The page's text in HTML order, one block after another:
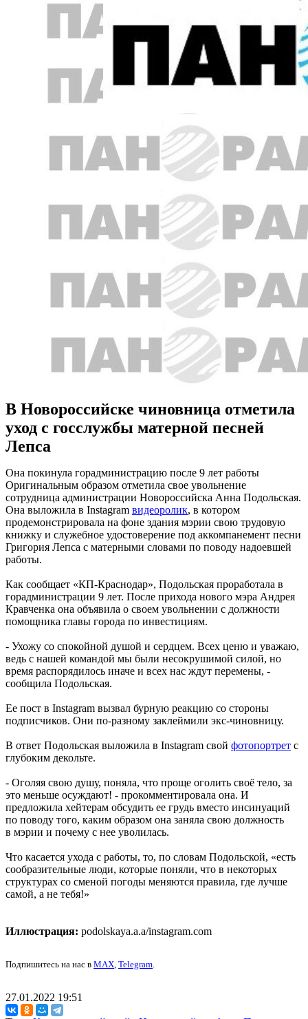
В Новороссийске чиновница отметила
уход с госслужбы матерной песней
Лепса
Она покинула горадминистрацию после 9 лет работы
Оригинальным образом отметила свое увольнение
сотрудница администрации Новороссийска Анна Подольская.
Она выложила в Instagram видеоролик, в котором
продемонстрировала на фоне здания мэрии свою трудовую
книжку и служебное удостоверение под аккомпанемент песни
Григория Лепса с матерными словами по поводу надоевшей
работы.
Как сообщает «КП-Краснодар», Подольская проработала в
горадминистрации 9 лет. После прихода нового мэра Андрея
Кравченка она объявила о своем увольнении с должности
помощника главы города по инвестициям.
- Ухожу со спокойной душой и сердцем. Всех ценю и уважаю,
ведь с нашей командой мы были несокрушимой силой, но
время распорядилось иначе и всех нас ждут перемены, -
сообщила Подольская.
Ее пост в Instagram вызвал бурную реакцию со стороны
подписчиков. Они по-разному заклеймили экс-чиновницу.
В ответ Подольская выложила в Instagram свой фотопортрет с
глубоким декольте.
- Оголяя свою душу, поняла, что проще оголить своё тело, за
это меньше осуждают! - прокомментировала она. И
предложила хейтерам обсудить ее грудь вместо инсинуаций
по поводу того, каким образом она заняла свою должность
в мэрии и почему с нее уволилась.
Что касается ухода с работы, то, по словам Подольской, «есть
сообразительные люди, которые поняли, что в некоторых
структурах со сменой погоды меняются правила, где лучше
самой, а не тебя!»
Иллюстрация: podolskaya.a.a/instagram.com
Подпишитесь на нас в MAX, Telegram.
27.01.2022 19:51